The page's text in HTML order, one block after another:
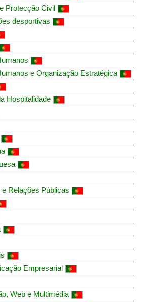
Protecção Civil
desportivas
e Organização Estratégica
Hospitalidade
e Relações Públicas
Empresarial
Web e Multimédia